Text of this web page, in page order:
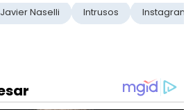
Javier Naselli Intrusos Instagram